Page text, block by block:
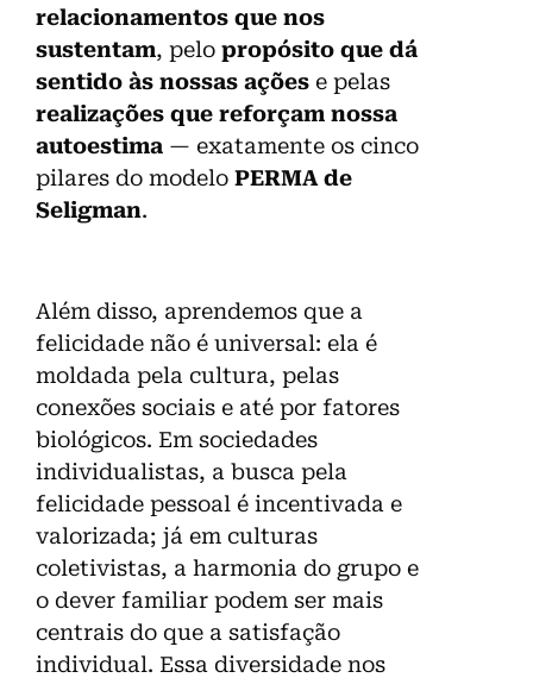
relacionamentos que nos
sustentam, pelo propósito que dá
sentido às nossas ações e pelas
realizações que reforçam nossa
autoestima — exatamente os cinco
pilares do modelo PERMA de
Seligman.
Além disso, aprendemos que a
felicidade não é universal: ela é
moldada pela cultura, pelas
conexões sociais e até por fatores
biológicos. Em sociedades
individualistas, a busca pela
felicidade pessoal é incentivada e
valorizada; já em culturas
coletivistas, a harmonia do grupo e
o dever familiar podem ser mais
centrais do que a satisfação
individual. Essa diversidade nos